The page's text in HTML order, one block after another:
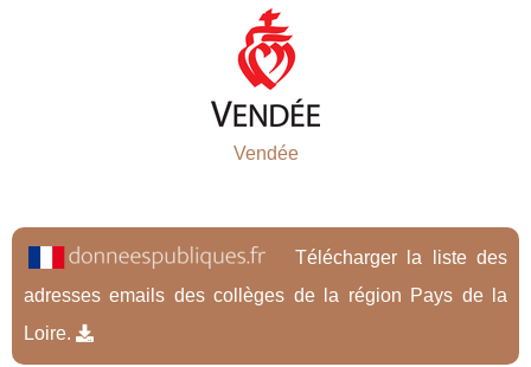
Vendée
Télécharger la liste des
adresses emails des collèges de la région Pays de la
Loire.